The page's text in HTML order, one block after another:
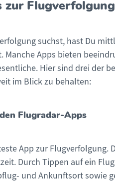
zur
suchst, hast Du
Apps bieten
Hier sind drei der
im Blick zu behalten:
Flugradar-Apps
App zur Flugverfolgung.
Durch Tippen auf ein
und Ankunftsort sowie